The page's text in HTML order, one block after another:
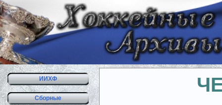
ИИХФ
Сборные